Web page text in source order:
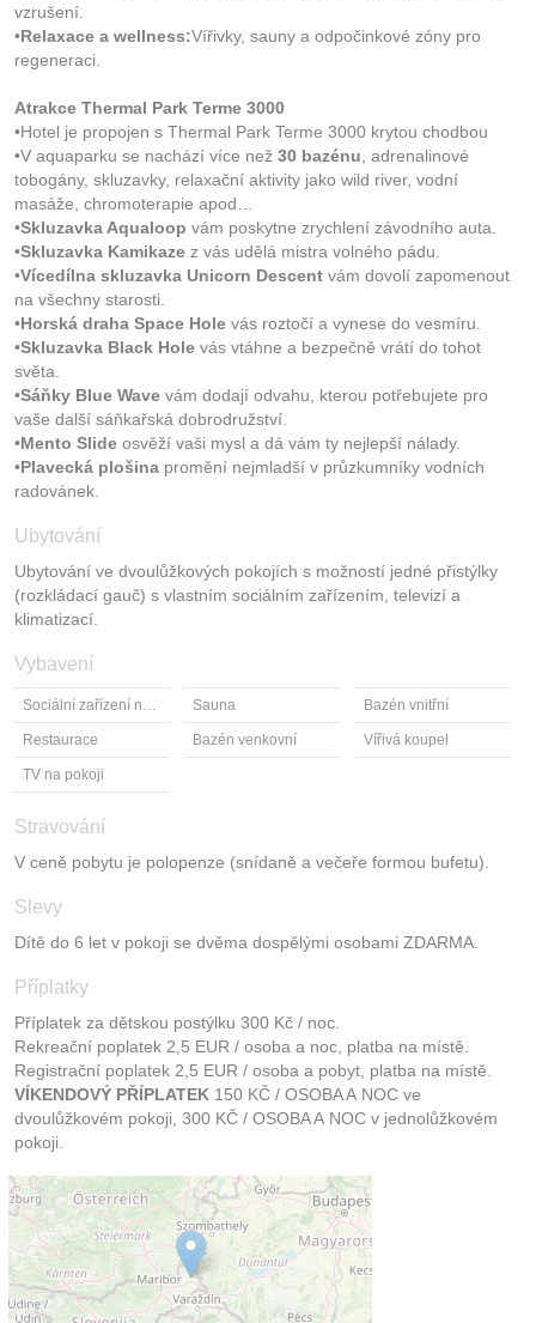
vzrušení.
•Relaxace a wellness:Vířivky, sauny a odpočinkové zóny pro
regeneraci.
Atrakce Thermal Park Terme 3000
•Hotel je propojen s Thermal Park Terme 3000 krytou chodbou
•V aquaparku se nachází více než 30 bazénu, adrenalinové
tobogány, skluzavky, relaxační aktivity jako wild river, vodní
masáže, chromoterapie apod…
•Skluzavka Aqualoop vám poskytne zrychlení závodního auta.
•Skluzavka Kamikaze z vás udělá mistra volného pádu.
•Vícedílna skluzavka Unicorn Descent vám dovolí zapomenout
na všechny starosti.
•Horská draha Space Hole vás roztočí a vynese do vesmíru.
•Skluzavka Black Hole vás vtáhne a bezpečně vrátí do tohot
světa.
•Sáňky Blue Wave vám dodají odvahu, kterou potřebujete pro
vaše další sáňkařská dobrodružství.
•Mento Slide osvěží vaši mysl a dá vám ty nejlepší nálady.
•Plavecká plošina promění nejmladší v průzkumníky vodních
radovánek.
Ubytování
Ubytování ve dvoulůžkových pokojích s možností jedné přistýlky
(rozkládací gauč) s vlastním sociálním zařízením, televizí a
klimatizací.
Vybavení
Sociální zařízení na pokoji Sauna Bazén vnitřní
Restaurace Bazén venkovní Vířivá koupel
TV na pokoji
Stravování
V ceně pobytu je polopenze (snídaně a večeře formou bufetu).
Slevy
Dítě do 6 let v pokoji se dvěma dospělými osobami ZDARMA.
Příplatky
Příplatek za dětskou postýlku 300 Kč / noc.
Rekreační poplatek 2,5 EUR / osoba a noc, platba na místě.
Registrační poplatek 2,5 EUR / osoba a pobyt, platba na místě.
VÍKENDOVÝ PŘÍPLATEK 150 KČ / OSOBA A NOC ve
dvoulůžkovém pokoji, 300 KČ / OSOBA A NOC v jednolůžkovém
pokoji.